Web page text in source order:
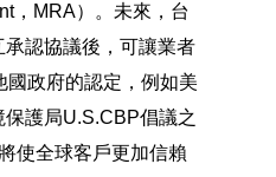
，MRA）。未來，台
認協議後，可讓業者
國政府的認定，例如美
護局U.S.CBP倡議之
使全球客戶更加信賴